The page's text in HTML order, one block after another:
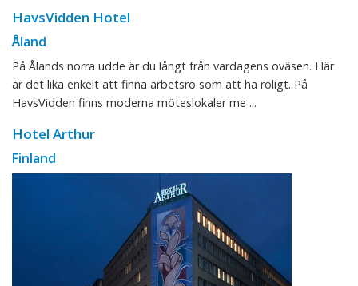
HavsVidden Hotel
Åland
På Ålands norra udde är du långt från vardagens oväsen. Här
är det lika enkelt att finna arbetsro som att ha roligt. På
HavsVidden finns moderna möteslokaler me ...
Hotel Arthur
Finland